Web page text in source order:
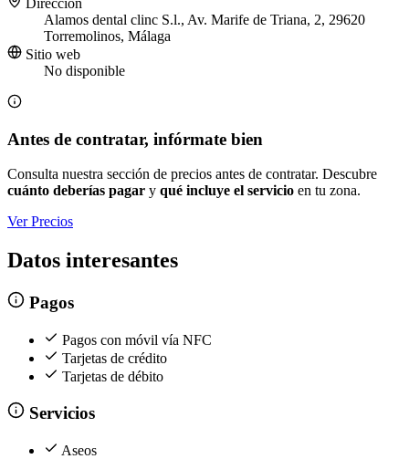
Dirección
Alamos dental clinc S.l., Av. Marife de Triana, 2, 29620
Torremolinos, Málaga
Sitio web
No disponible
Antes de contratar, infórmate bien
Consulta nuestra sección de precios antes de contratar. Descubre
cuánto deberías pagar y qué incluye el servicio en tu zona.
Ver Precios
Datos interesantes
Pagos
Pagos con móvil vía NFC
Tarjetas de crédito
Tarjetas de débito
Servicios
Aseos